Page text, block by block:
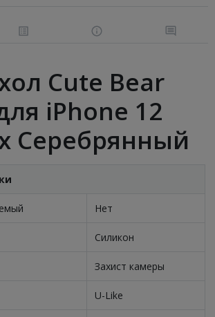
Cute Bear
iPhone 12
Серебрянный
Нет
Силикон
Захист камеры
U-Like